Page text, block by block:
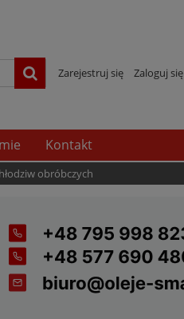
Zarejestruj się Zaloguj się
Kontakt
obróbczych